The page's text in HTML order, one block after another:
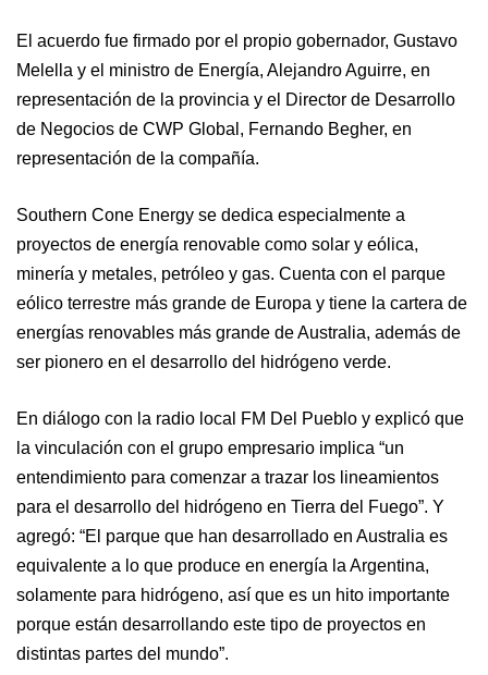
El acuerdo fue firmado por el propio gobernador, Gustavo
Melella y el ministro de Energía, Alejandro Aguirre, en
representación de la provincia y el Director de Desarrollo
de Negocios de CWP Global, Fernando Begher, en
representación de la compañía.
Southern Cone Energy se dedica especialmente a
proyectos de energía renovable como solar y eólica,
minería y metales, petróleo y gas. Cuenta con el parque
eólico terrestre más grande de Europa y tiene la cartera de
energías renovables más grande de Australia, además de
ser pionero en el desarrollo del hidrógeno verde.
En diálogo con la radio local FM Del Pueblo y explicó que
la vinculación con el grupo empresario implica “un
entendimiento para comenzar a trazar los lineamientos
para el desarrollo del hidrógeno en Tierra del Fuego”. Y
agregó: “El parque que han desarrollado en Australia es
equivalente a lo que produce en energía la Argentina,
solamente para hidrógeno, así que es un hito importante
porque están desarrollando este tipo de proyectos en
distintas partes del mundo”.